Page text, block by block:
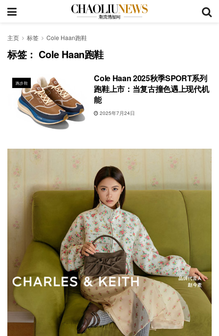
主页 标签 Cole Haan跑鞋
标签： Cole Haan跑鞋
跑步鞋
Cole Haan 2025秋季SPORT系列
跑鞋上市：当复古撞色遇上现代机
能
2025年7月24日